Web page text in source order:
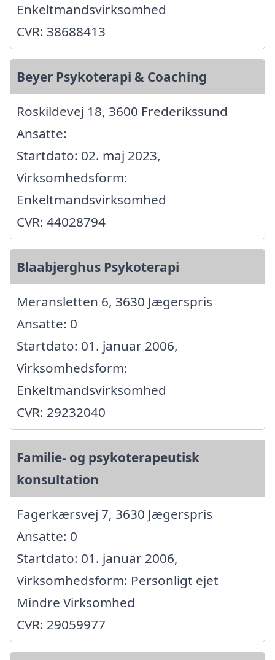
Enkeltmandsvirksomhed
CVR: 38688413
Beyer Psykoterapi & Coaching
Roskildevej 18, 3600 Frederikssund
Ansatte:
Startdato: 02. maj 2023,
Virksomhedsform:
Enkeltmandsvirksomhed
CVR: 44028794
Blaabjerghus Psykoterapi
Meransletten 6, 3630 Jægerspris
Ansatte: 0
Startdato: 01. januar 2006,
Virksomhedsform:
Enkeltmandsvirksomhed
CVR: 29232040
Familie- og psykoterapeutisk
konsultation
Fagerkærsvej 7, 3630 Jægerspris
Ansatte: 0
Startdato: 01. januar 2006,
Virksomhedsform: Personligt ejet
Mindre Virksomhed
CVR: 29059977